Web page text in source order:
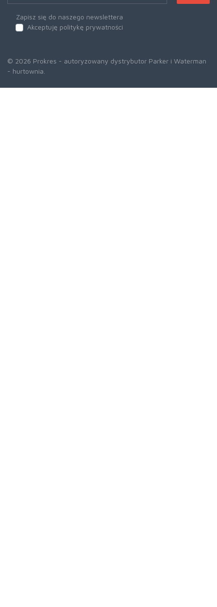
Zapisz się do naszego newslettera
Akceptuję politykę prywatności
© 2026 Prokres - autoryzowany dystrybutor Parker i Waterman
- hurtownia.